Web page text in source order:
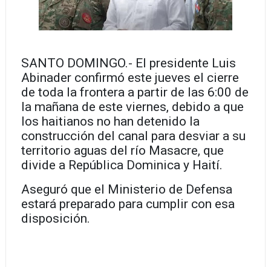
SANTO DOMINGO.- El presidente Luis
Abinader confirmó este jueves el cierre
de toda la frontera a partir de las 6:00 de
la mañana de este viernes, debido a que
los haitianos no han detenido la
construcción del canal para desviar a su
territorio aguas del río Masacre, que
divide a República Dominica y Haití.
Aseguró que el Ministerio de Defensa
estará preparado para cumplir con esa
disposición.